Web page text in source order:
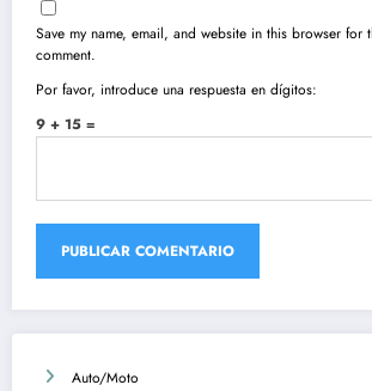
Save my name, email, and website in this browser for
comment.
Por favor, introduce una respuesta en dígitos:
9 + 15 =
Auto/Moto